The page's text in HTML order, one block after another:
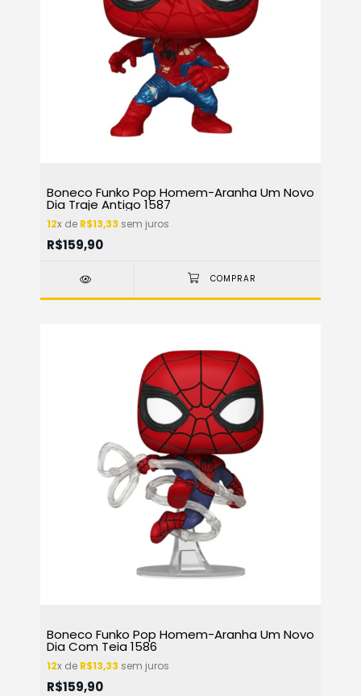
Boneco Funko Pop Homem-Aranha Um Novo
Dia Traje Antigo 1587
12x de R$13,33 sem juros
R$159,90
Boneco Funko Pop Homem-Aranha Um Novo
Dia Com Teia 1586
12x de R$13,33 sem juros
R$159,90